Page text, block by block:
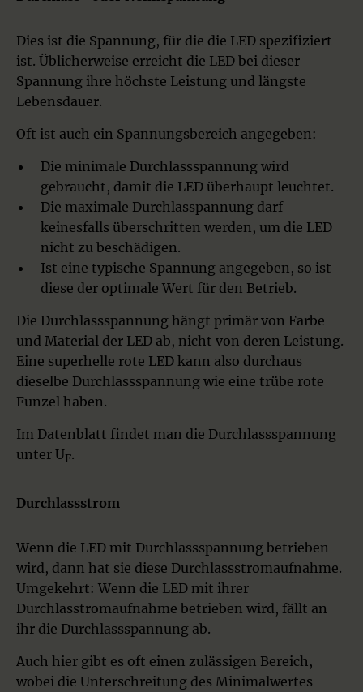
Dies ist die Spannung, für die die LED spezifiziert
ist. Üblicherweise erreicht die LED bei dieser
Spannung ihre höchste Leistung und längste
Lebensdauer.
Oft ist auch ein Spannungsbereich angegeben:
Die minimale Durchlassspannung wird
gebraucht, damit die LED überhaupt leuchtet.
Die maximale Durchlasspannung darf
keinesfalls überschritten werden, um die LED
nicht zu beschädigen.
Ist eine typische Spannung angegeben, so ist
diese der optimale Wert für den Betrieb.
Die Durchlassspannung hängt primär von Farbe
und Material der LED ab, nicht von deren Leistung.
Eine superhelle rote LED kann also durchaus
dieselbe Durchlassspannung wie eine trübe rote
Funzel haben.
Im Datenblatt findet man die Durchlassspannung
unter UF.
Durchlassstrom
Wenn die LED mit Durchlassspannung betrieben
wird, dann hat sie diese Durchlassstromaufnahme.
Umgekehrt: Wenn die LED mit ihrer
Durchlasstromaufnahme betrieben wird, fällt an
ihr die Durchlassspannung ab.
Auch hier gibt es oft einen zulässigen Bereich,
wobei die Unterschreitung des Minimalwertes